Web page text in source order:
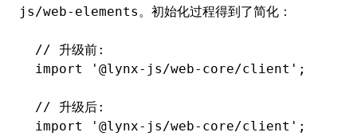
js/web-elements。初始化过程得到了简化：
// 升级前:
import
'@lynx-js/web-core/client' ;
// 升级后:
import
'@lynx-js/web-core/client' ;